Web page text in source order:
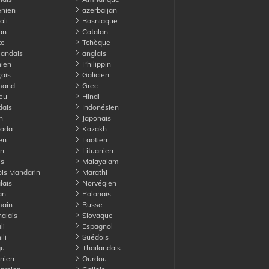
azerbaijan
Bosniaque
Catalan
Tchèque
anglais
Philippin
Galicien
Grec
Hindi
Indonésien
Japonais
Kazakh
Laotien
Lituanien
Malayalam
Mandarin
Marathi
Norvégien
Polonais
Russe
Slovaque
Espagnol
Suédois
Thaïlandais
Ourdou